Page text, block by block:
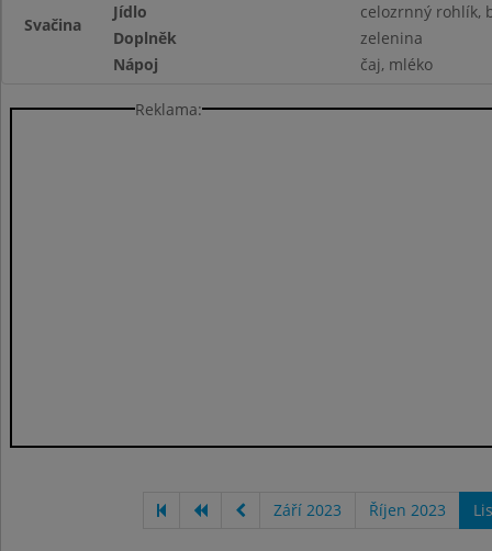
Svačina
Jídlo
celozrnný rohlík,
Doplněk
zelenina
Nápoj
čaj, mléko
Reklama:
Září 2023 Říjen 2023